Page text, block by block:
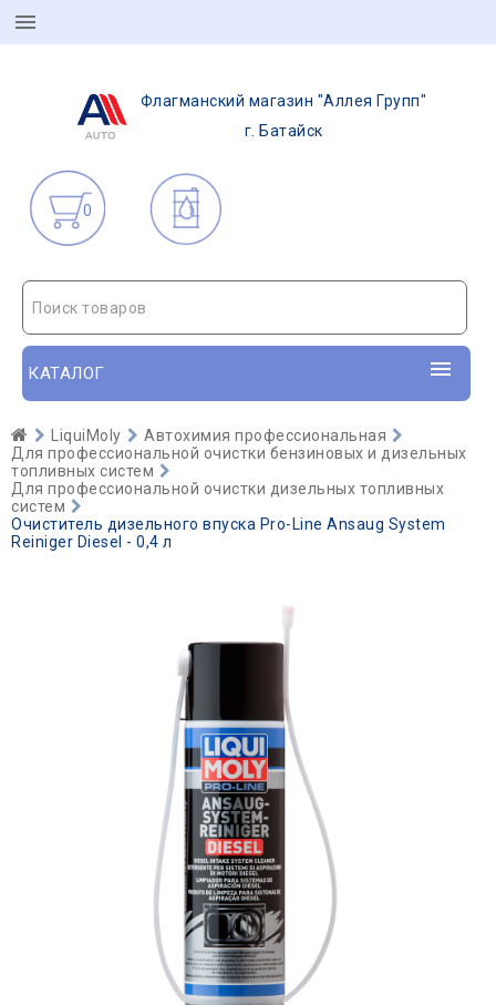
Флагманский магазин "Аллея Групп"
г. Батайск
0
Поиск товаров
КАТАЛОГ
LiquiMoly
Автохимия профессиональная
Для профессиональной очистки бензиновых и дизельных
топливных систем
Для профессиональной очистки дизельных топливных
систем
Очиститель дизельного впуска Pro-Line Ansaug System
Reiniger Diesel - 0,4 л